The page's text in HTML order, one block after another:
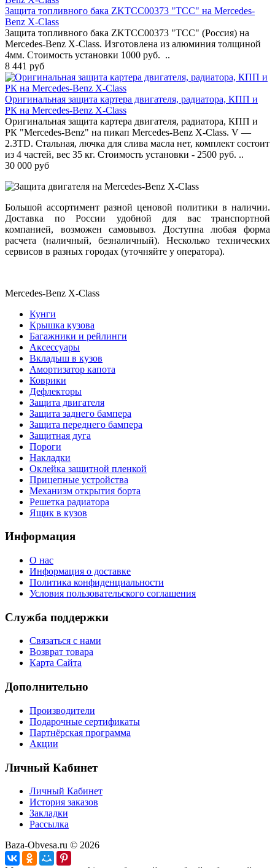
Защита топливного бака ZKTCC00373 "TCC" на Mercedes-
Benz X-Class
Защита топливного бака ZKTCC00373 "TCC" (Россия) на
Mercedes-Benz X-Class. Изготовлена из алюминия толщиной
4мм. Стоимость установки 1000 руб. ..
8 441 руб
Оригинальная защита картера двигателя, радиатора, КПП и
РК на Mercedes-Benz X-Class
Оригинальная защита картера двигателя, радиатора, КПП и
РК "Mercedes-Benz" на пикап Mercedes-Benz X-Class. V —
2.3TD. Стальная, лючка для слива масла нет, комплект состоит
из 4 частей, вес 35 кг. Стоимость установки - 2500 руб. ..
30 000 руб
Большой ассортимент разной ценовой политики в наличии.
Доставка по России удобной для вас транспортной
компанией, возможен самовывоз. Доступна любая форма
расчета (наличный, безналичный). Несколько технических
сервисов в разных городах (уточняйте у оператора).
Mercedes-Benz X-Class
Кунги
Крышка кузова
Багажники и рейлинги
Аксессуары
Вкладыш в кузов
Амортизатор капота
Коврики
Дефлекторы
Защита двигателя
Защита заднего бампера
Защита переднего бампера
Защитная дуга
Пороги
Накладки
Оклейка защитной пленкой
Прицепные устройства
Механизм открытия борта
Решетка радиатора
Ящик в кузов
Информация
О нас
Информация о доставке
Политика конфиденциальности
Условия пользовательского соглашения
Служба поддержки
Связаться с нами
Возврат товара
Карта Сайта
Дополнительно
Производители
Подарочные сертификаты
Партнёрская программа
Акции
Личный Кабинет
Личный Кабинет
История заказов
Закладки
Рассылка
Baza-Obvesa.ru © 2026